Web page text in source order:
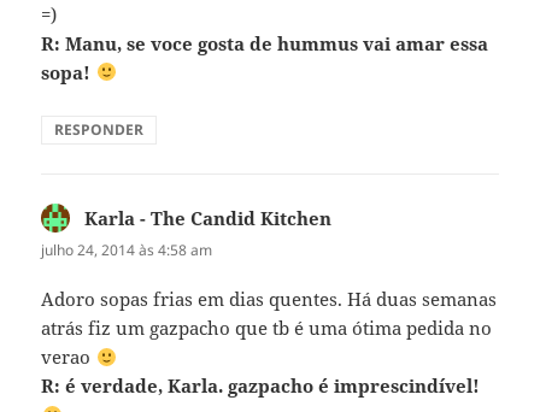
=)
R: Manu, se voce gosta de hummus vai amar essa
sopa!
RESPONDER
Karla - The Candid Kitchen
julho 24, 2014 às 4:58 am
Adoro sopas frias em dias quentes. Há duas semanas
atrás fiz um gazpacho que tb é uma ótima pedida no
verao
R: é verdade, Karla. gazpacho é imprescindível!